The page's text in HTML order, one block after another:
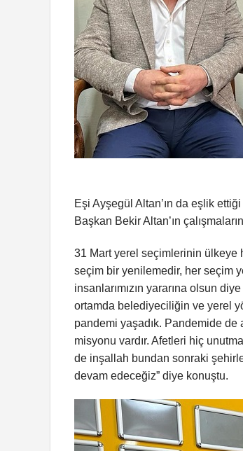
Eşi Ayşegül Altan’ın da eşlik
Başkan Bekir Altan’ın
31 Mart yerel seçimlerinin ülkeye
seçim bir yenilemedir, her seçim
insanlarımızın yararına olsun
ortamda belediyeciliğin ve yerel
pandemi yaşadık. Pandemide
misyonu vardır. Afetleri hiç
de inşallah bundan sonraki
devam edeceğiz” diye konuştu.